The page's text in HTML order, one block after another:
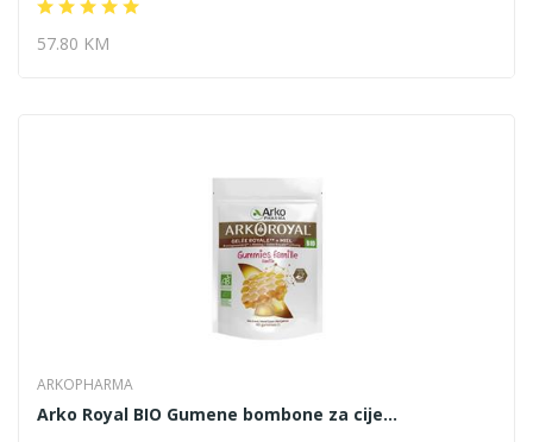
57.80 KM
ARKOPHARMA
Arko Royal BIO Gumene bombone za cije...